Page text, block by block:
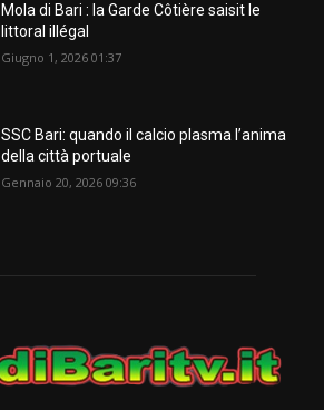
Mola di Bari : la Garde Côtière saisit le
littoral illégal
Giugno 1, 2026 01:37
SSC Bari: quando il calcio plasma l’anima
della città portuale
Gennaio 20, 2026 09:36